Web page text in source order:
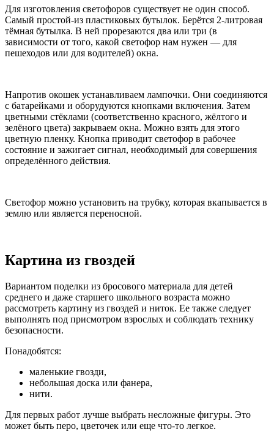
Для изготовления светофоров существует не один способ.
Самый простой-из пластиковых бутылок. Берётся 2-литровая
тёмная бутылка. В ней прорезаются два или три (в
зависимости от того, какой светофор нам нужен — для
пешеходов или для водителей) окна.
Напротив окошек устанавливаем лампочки. Они соединяются
с батарейками и оборудуются кнопками включения. Затем
цветными стёклами (соответственно красного, жёлтого и
зелёного цвета) закрываем окна. Можно взять для этого
цветную пленку. Кнопка приводит светофор в рабочее
состояние и зажигает сигнал, необходимый для совершения
определённого действия.
Светофор можно установить на трубку, которая вкапывается в
землю или является переносной.
Картина из гвоздей
Вариантом поделки из бросового материала для детей
среднего и даже старшего школьного возраста можно
рассмотреть картину из гвоздей и ниток. Ее также следует
выполнять под присмотром взрослых и соблюдать технику
безопасности.
Понадобятся:
маленькие гвозди,
небольшая доска или фанера,
нити.
Для первых работ лучше выбрать несложные фигуры. Это
может быть перо, цветочек или еще что-то легкое.